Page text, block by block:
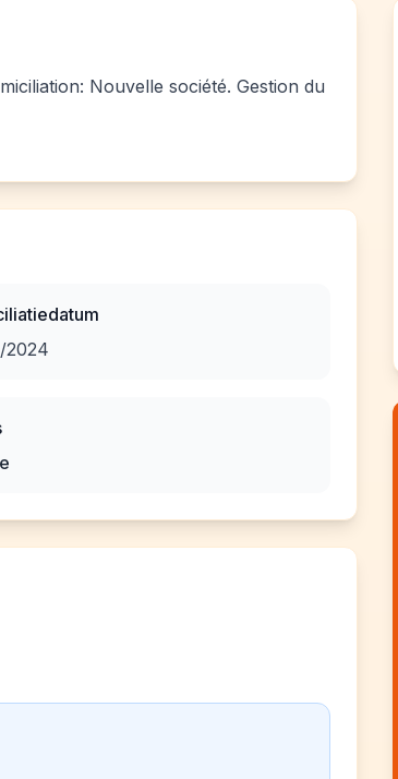
Nouvelle société. Gestion du
2024